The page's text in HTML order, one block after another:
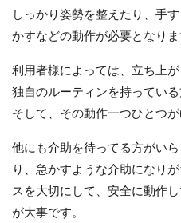
しっかり姿勢を整えたり、手
かすなどの動作が必要となりま
利用者様によっては、立ち上
独自のルーティンを持っている
そして、その動作一つひとつが
他にも介助を待ってる方がい
り、急かすような介助になり
スを大切にして、安全に動作
が大事です。